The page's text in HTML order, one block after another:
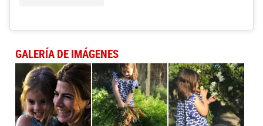
GALERÍA DE IMÁGENES